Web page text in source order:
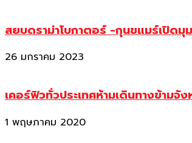
สยบดราม่าโบกาตอร์ -กุนขแมร์เปิด
26 มกราคม 2023
เคอร์ฟิวทั่วประเทศห้ามเดินทางข้ามจั
1 พฤษภาคม 2020